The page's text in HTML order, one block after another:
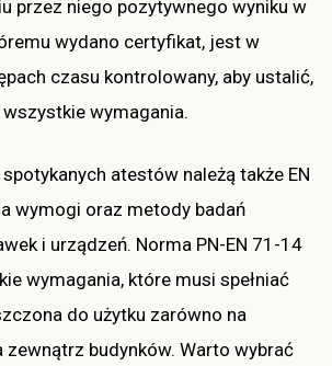
przez niego pozytywnego wyniku w
wydano certyfikat, jest w
czasu kontrolowany, aby ustalić,
wszystkie wymagania.
atestów należą także EN
wymogi oraz metody badań
i urządzeń. Norma PN-EN 71-14
wymagania, które musi spełniać
do użytku zarówno na
zewnątrz budynków. Warto wybrać